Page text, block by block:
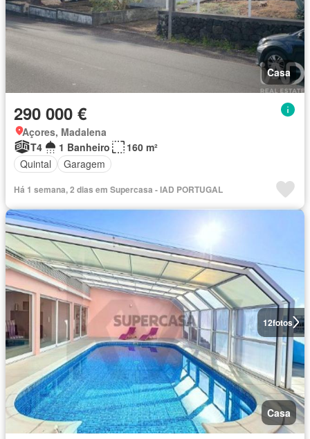
Casa
290 000 €
Açores, Madalena
T4
1 Banheiro
160 m²
Quintal
Garagem
Há 1 semana, 2 dias em Supercasa - IAD PORTUGAL
12fotos
Casa